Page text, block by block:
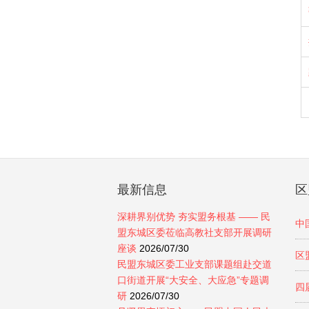
最新信息
深耕界别优势 夯实盟务根基 —— 民
盟东城区委莅临高教社支部开展调研
座谈 2026/07/30
民盟东城区委工业支部课题组赴交道
口街道开展“大安全、大应急”专题调
研 2026/07/30
中
区
四